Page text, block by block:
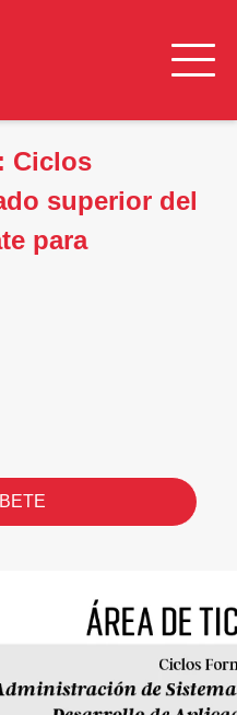
Ciclos
superior del
para